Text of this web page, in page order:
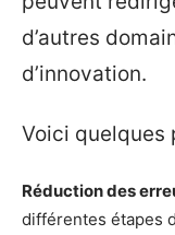
d’autres
d’innovation.
Voici quelques
Réduction des
différentes étapes